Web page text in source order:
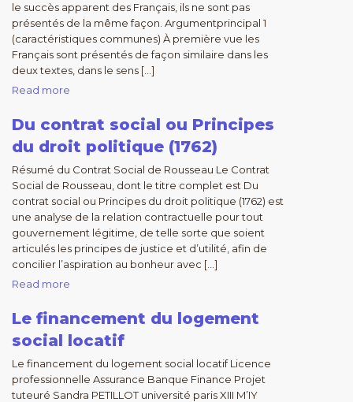
le succès apparent des Français, ils ne sont pas
présentés de la même façon. Argumentprincipal 1
(caractéristiques communes) À première vue les
Français sont présentés de façon similaire dans les
deux textes, dans le sens […]
Read more
Du contrat social ou Principes
du droit politique (1762)
Résumé du Contrat Social de Rousseau Le Contrat
Social de Rousseau, dont le titre complet est Du
contrat social ou Principes du droit politique (1762) est
une analyse de la relation contractuelle pour tout
gouvernement légitime, de telle sorte que soient
articulés les principes de justice et d’utilité, afin de
concilier l’aspiration au bonheur avec […]
Read more
Le financement du logement
social locatif
Le financement du logement social locatif Licence
professionnelle Assurance Banque Finance Projet
tuteuré Sandra PETILLOT université paris XIII M’IY